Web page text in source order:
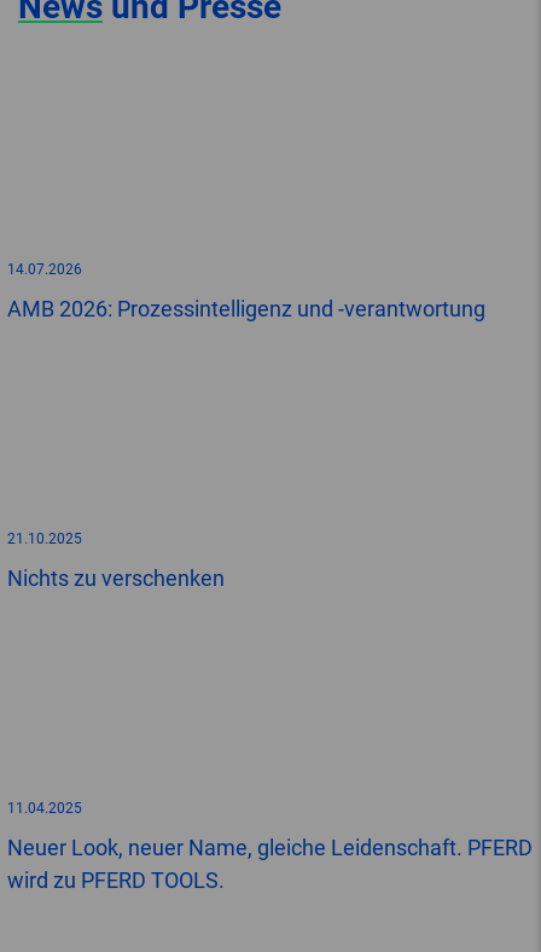
14.07.2026
AMB 2026: Prozessintelligenz und -verantwortung
21.10.2025
Nichts zu verschenken
11.04.2025
Neuer Look, neuer Name, gleiche Leidenschaft. PFERD
wird zu PFERD TOOLS.